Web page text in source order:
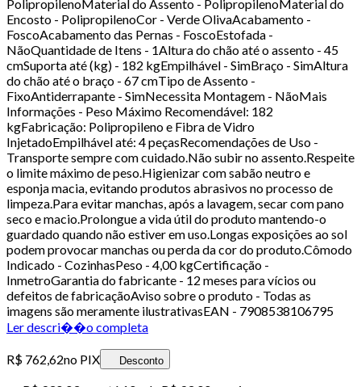
PolipropilenoMaterial do Assento - PolipropilenoMaterial do
Encosto - PolipropilenoCor - Verde OlivaAcabamento -
FoscoAcabamento das Pernas - FoscoEstofada -
NãoQuantidade de Itens - 1Altura do chão até o assento - 45
cmSuporta até (kg) - 182 kgEmpilhável - SimBraço - SimAltura
do chão até o braço - 67 cmTipo de Assento -
FixoAntiderrapante - SimNecessita Montagem - NãoMais
Informações - Peso Máximo Recomendável: 182
kgFabricação: Polipropileno e Fibra de Vidro
InjetadoEmpilhável até: 4 peçasRecomendações de Uso -
Transporte sempre com cuidado.Não subir no assento.Respeite
o limite máximo de peso.Higienizar com sabão neutro e
esponja macia, evitando produtos abrasivos no processo de
limpeza.Para evitar manchas, após a lavagem, secar com pano
seco e macio.Prolongue a vida útil do produto mantendo-o
guardado quando não estiver em uso.Longas exposições ao sol
podem provocar manchas ou perda da cor do produto.Cômodo
Indicado - CozinhasPeso - 4,00 kgCertificação -
InmetroGarantia do fabricante - 12 meses para vícios ou
defeitos de fabricaçãoAviso sobre o produto - Todas as
imagens são meramente ilustrativasEAN - 7908538106795
Ler descri��o completa
R$ 762,62no PIX Desconto